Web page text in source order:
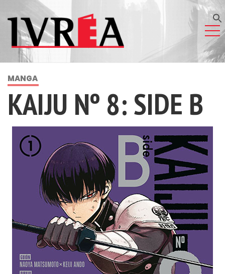
MANGA
KAIJU Nº 8: SIDE B